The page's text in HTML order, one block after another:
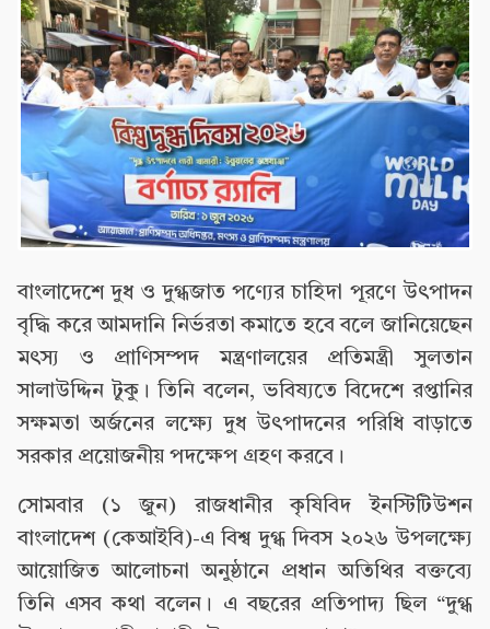
বাংলাদেশে দুধ ও দুগ্ধজাত পণ্যের চাহিদা পূরণে উৎপাদন
বৃদ্ধি করে আমদানি নির্ভরতা কমাতে হবে বলে জানিয়েছেন
মৎস্য ও প্রাণিসম্পদ মন্ত্রণালয়ের প্রতিমন্ত্রী সুলতান
সালাউদ্দিন টুকু। তিনি বলেন, ভবিষ্যতে বিদেশে রপ্তানির
সক্ষমতা অর্জনের লক্ষ্যে দুধ উৎপাদনের পরিধি বাড়াতে
সরকার প্রয়োজনীয় পদক্ষেপ গ্রহণ করবে।
সোমবার (১ জুন) রাজধানীর কৃষিবিদ ইনস্টিটিউশন
বাংলাদেশ (কেআইবি)-এ বিশ্ব দুগ্ধ দিবস ২০২৬ উপলক্ষ্যে
আয়োজিত আলোচনা অনুষ্ঠানে প্রধান অতিথির বক্তব্যে
তিনি এসব কথা বলেন। এ বছরের প্রতিপাদ্য ছিল “দুগ্ধ